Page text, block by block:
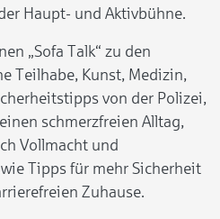
Haupt- und Aktivbühne.
„Sofa Talk“ zu den
Teilhabe, Kunst, Medizin,
von der Polizei,
schmerzfreien Alltag,
Vollmacht und
Tipps für mehr Sicherheit
Zuhause.